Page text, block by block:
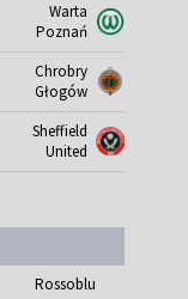
Warta
Poznań
Chrobry
Głogów
Sheffield
United
Rossoblu